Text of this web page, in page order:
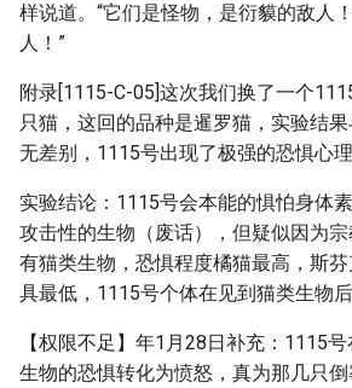
样说道。“它们是怪物，是衍貘的敌人
人！”
附录[1115-C-05]这次我们换了一个
只猫，这回的品种是暹罗猫，实验结
无差别，1115号出现了极强的恐惧心理
实验结论：1115号会本能的惧怕身体
攻击性的生物（废话），但疑似因为
有猫类生物，恐惧程度橘猫最高，斯
具最低，1115号个体在见到猫类生物
【权限不足】年1月28日补充：1115
生物的恐惧转化为愤怒，真为那几只